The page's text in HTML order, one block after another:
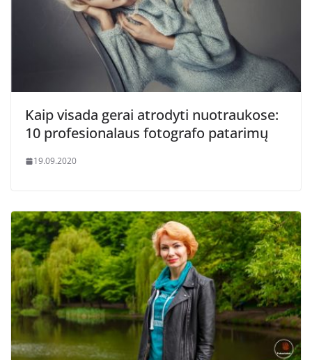
Kaip visada gerai atrodyti nuotraukose:
10 profesionalaus fotografo patarimų
19.09.2020